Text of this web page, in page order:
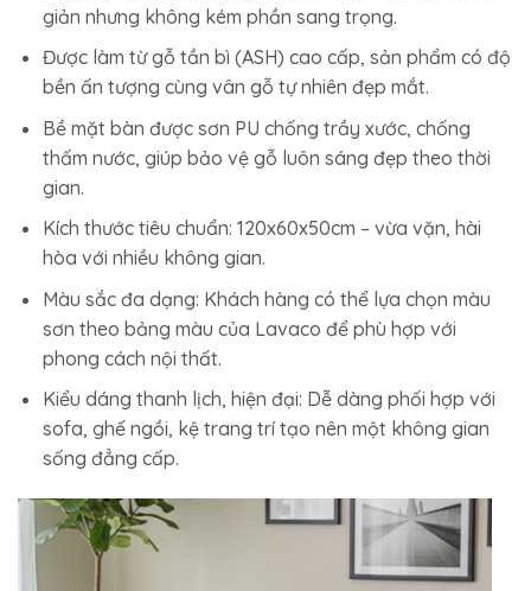
giản nhưng không kém phần sang trọng.
Được làm từ gỗ tần bì (ASH) cao cấp, sản phẩm có độ
bền ấn tượng cùng vân gỗ tự nhiên đẹp mắt.
Bề mặt bàn được sơn PU chống trầy xước, chống
thấm nước, giúp bảo vệ gỗ luôn sáng đẹp theo thời
gian.
Kích thước tiêu chuẩn: 120x60x50cm – vừa vặn, hài
hòa với nhiều không gian.
Màu sắc đa dạng: Khách hàng có thể lựa chọn màu
sơn theo bảng màu của Lavaco để phù hợp với
phong cách nội thất.
Kiểu dáng thanh lịch, hiện đại: Dễ dàng phối hợp với
sofa, ghế ngồi, kệ trang trí tạo nên một không gian
sống đẳng cấp.